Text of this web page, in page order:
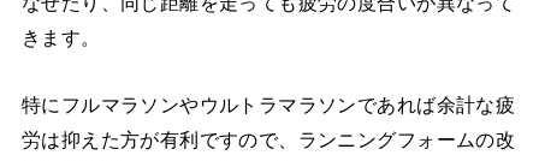
きます。
特にフルマラソンやウルトラマラソンであれば余計な疲
労は抑えた方が有利ですので、ランニングフォームの改